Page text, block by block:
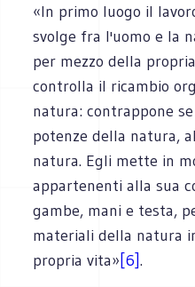
«In primo luogo il
svolge fra l'uomo e la
per mezzo della
controlla il ricambio
natura: contrappone
potenze della natura,
natura. Egli mette in
appartenenti alla sua
gambe, mani e testa,
materiali della natura
propria vita»[6].